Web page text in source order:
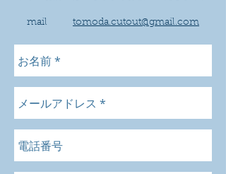
mail tomoda.cutout@gmail.com